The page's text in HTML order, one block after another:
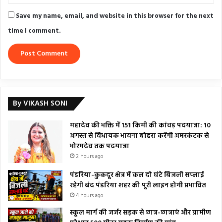
Save my name, email, and website in this browser for the next
time I comment.
By VIKASH SONI
महादेव की भक्ति में 151 किमी की कांवड़ पदयात्रा: 10
अगस्त से विधायक भावना बोहरा करेंगी अमरकंटक से
भोरमदेव तक पदयात्रा
2 hours ago
पंडरिया-कुकदूर क्षेत्र में कल दो घंटे बिजली सप्लाई
रहेगी बंद पंडरिया शहर की पूरी लाइन होगी प्रभावित
4 hours ago
स्कूल मार्ग की जर्जर सड़क से छात्र-छात्राएं और ग्रामीण